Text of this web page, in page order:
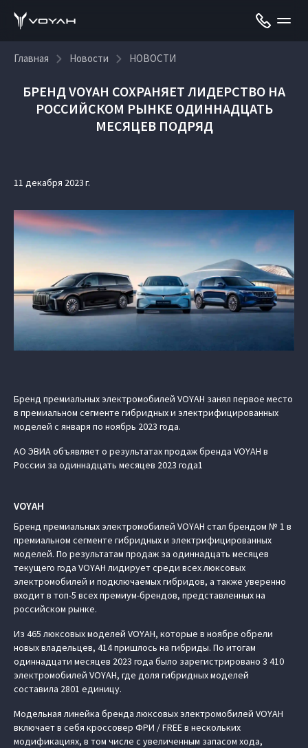
Главная Новости НОВОСТИ
БРЕНД VOYAH СОХРАНЯЕТ ЛИДЕРСТВО НА
РОССИЙСКОМ РЫНКЕ ОДИННАДЦАТЬ
МЕСЯЦЕВ ПОДРЯД
11 декабря 2023 г.
Бренд премиальных электромобилей VOYAH занял первое место
в премиальном сегменте гибридных и электрифицированных
моделей с января по ноябрь 2023 года.
АО ЭВИА объявляет о результатах продаж бренда VOYAH в
России за одиннадцать месяцев 2023 года1
VOYAH
Бренд премиальных электромобилей VOYAH стал брендом № 1 в
премиальном сегменте гибридных и электрифицированных
моделей. По результатам продаж за одиннадцать месяцев
текущего года VOYAH лидирует среди всех люксовых
электромобилей и подключаемых гибридов, а также уверенно
входит в топ-5 всех премиум-брендов, представленных на
российском рынке.
Из 465 люксовых моделей VOYAH, которые в ноябре обрели
новых владельцев, 414 пришлось на гибриды. По итогам
одиннадцати месяцев 2023 года было зарегистрировано 3 410
электромобилей VOYAH, где доля гибридных моделей
составила 2801 единицу.
Модельная линейка бренда люксовых электромобилей VOYAH
включает в себя кроссовер ФРИ / FREE в нескольких
модификациях, в том числе с увеличенным запасом хода,